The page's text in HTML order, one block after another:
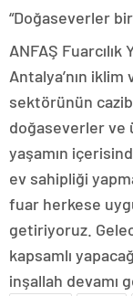
“Doğaseverler
ANFAŞ Fuarcılık
Antalya’nın iklim
sektörünün
doğaseverler ve
yaşamın
ev sahipliği
fuar herkese
getiriyoruz.
kapsamlı
inşallah devamı